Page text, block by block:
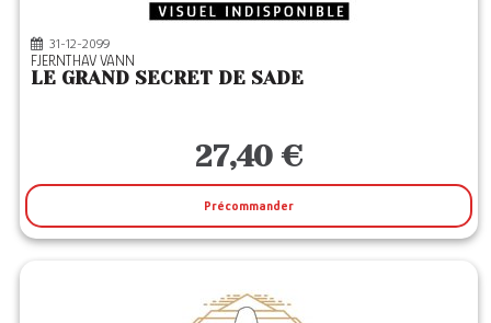
31-12-2099
FJERNTHAV VANN
LE GRAND SECRET DE SADE
27,40 €
Précommander